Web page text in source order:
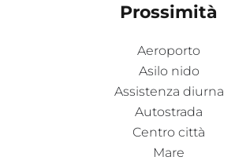
Prossimità
Aeroporto
Asilo nido
Assistenza diurna
Autostrada
Centro città
Mare